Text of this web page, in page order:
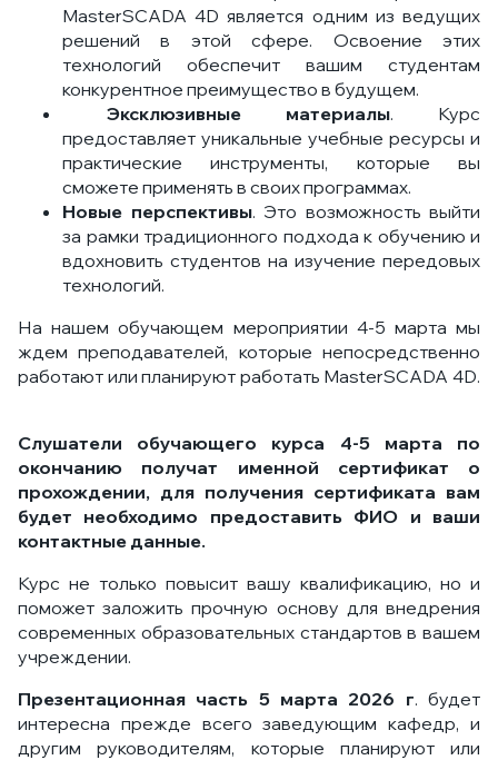
MasterSCADA 4D является одним из ведущих
решений в этой сфере. Освоение этих
технологий обеспечит вашим студентам
конкурентное преимущество в будущем.
Эксклюзивные материалы. Курс
предоставляет уникальные учебные ресурсы и
практические инструменты, которые вы
сможете применять в своих программах.
Новые перспективы. Это возможность выйти
за рамки традиционного подхода к обучению и
вдохновить студентов на изучение передовых
технологий.
На нашем обучающем мероприятии 4-5 марта мы
ждем преподавателей, которые непосредственно
работают или планируют работать MasterSCADA 4D.
Слушатели обучающего курса 4-5 марта по
окончанию получат именной сертификат о
прохождении, для получения сертификата вам
будет необходимо предоставить ФИО и ваши
контактные данные.
Курс не только повысит вашу квалификацию, но и
поможет заложить прочную основу для внедрения
современных образовательных стандартов в вашем
учреждении.
Презентационная часть 5 марта 2026 г. будет
интересна прежде всего заведующим кафедр, и
другим руководителям, которые планируют или